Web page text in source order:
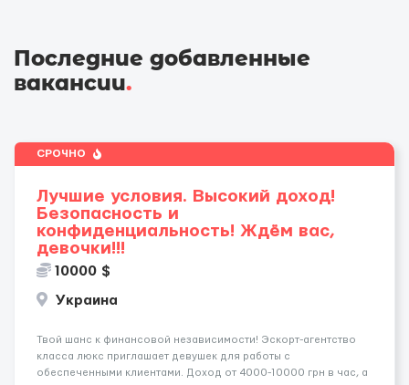
Последние добавленные
вакансии.
СРОЧНО
Лучшие условия. Высокий доход!
Безопасность и
конфиденциальность! Ждём вас,
девочки!!!
10000 $
Украина
Твой шанс к финансовой независимости! Эскорт-агентство
класса люкс приглашает девушек для работы с
обеспеченными клиентами. Доход от 4000-10000 грн в час, а